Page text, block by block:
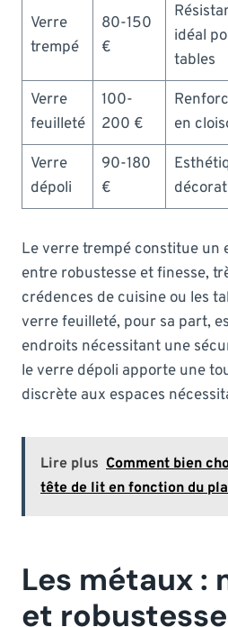
Verre
trempé
80-150
€
idéal
tables
Verre
feuilleté
100-
200 €
en
Verre
dépoli
90-180
€
Le verre trempé constitue un
entre robustesse et finesse,
crédences de cuisine ou les
verre feuilleté, pour sa part,
endroits nécessitant une
le verre dépoli apporte une
discrète aux espaces
Lire plus Comment bien
tête de lit en fonction du
Les métaux :
et